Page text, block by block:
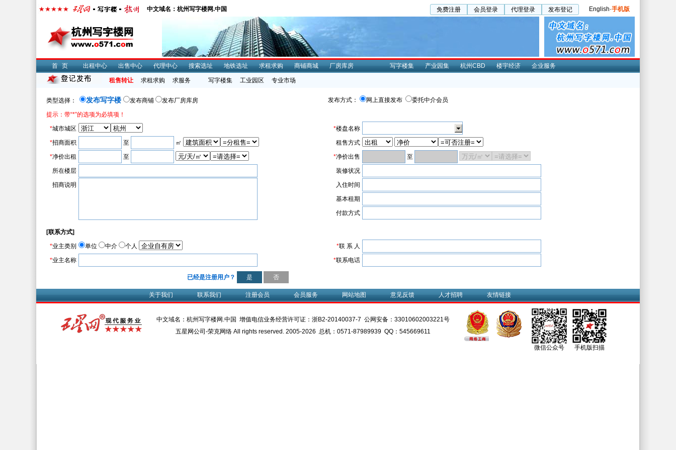
中文域名：杭州写字楼网.中国 免费注册 会员登录 代理登录 发布登记 English·手机版
首页 出租中心 出售中心 代理中心 搜索选址 地铁选址 求租求购 商铺商城 厂房库房 写字楼集 产业园集 杭州CBD 楼宇经济 企业服务
租售转让 求租求购 求服务 写字楼集 工业园区 专业市场
类型选择： 发布写字楼 发布商铺 发布厂房库房 发布方式： 网上直接发布 委托中介会员
提示：带“*”的选项为必填项！
*城市城区 *楼盘名称
*招商面积 至 ㎡
租售方式
*净价出租 至 *净价出售
至
所在楼层
装修状况
招商说明
入住时间
基本租期
付款方式
[联系方式]
*业主类别 单位 中介 个人 *联 系 人
*业主名称 *联系电话
已经是注册用户？
关于我们 联系我们 注册会员 会员服务 网站地图 意见反馈 人才招聘 友情链接
中文域名：杭州写字楼网.中国 增值电信业务经营许可证： 浙B2-20140037-7 公网安备： 33010602003221号
五星网公司-荣克网络 All rights reserved. 2005-2026 总机：0571-87989939 QQ：545669611
微信公众号 手机版扫描